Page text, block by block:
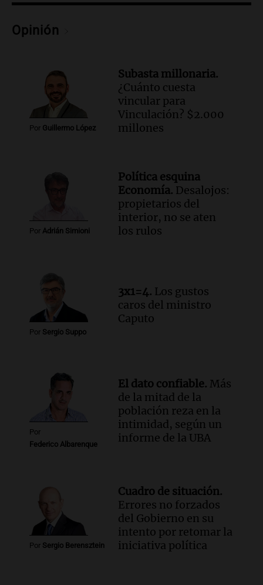
Una mañana para todos
Audio.
Una mañana para todos
Episodios
Opinión
Por Guillermo López
Subasta millonaria.
¿Cuánto cuesta
vincular para
Vinculación? $2.000
millones
Por Adrián Simioni
Política esquina
Economía. Desalojos:
propietarios del
interior, no se aten
los rulos
Por Sergio Suppo
3x1=4. Los gustos
caros del ministro
Caputo
Por
Federico Albarenque
El dato confiable. Más
de la mitad de la
población reza en la
intimidad, según un
informe de la UBA
Por Sergio Berensztein
Cuadro de situación.
Errores no forzados
del Gobierno en su
intento por retomar la
iniciativa política